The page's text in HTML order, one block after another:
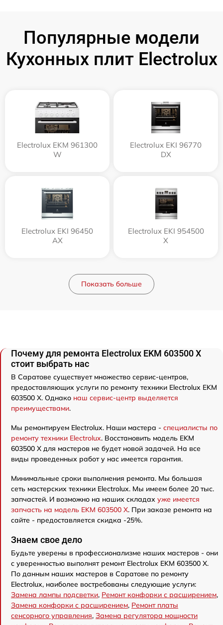
Популярные модели
Кухонных плит Electrolux
Electrolux EKM 961300
W
Electrolux EKI 96770
DX
Electrolux EKI 96450
AX
Electrolux EKI 954500
X
Показать больше
Почему для ремонта Electrolux EKM 603500 X
стоит выбрать нас
В Саратове существует множество сервис-центров,
предоставляющих услуги по ремонту техники Electrolux EKM
603500 X. Однако наш сервис-центр выделяется
преимуществами.
Мы ремонтируем Electrolux. Наши мастера - специалисты по
ремонту техники Electrolux. Восстановить модель EKM
603500 X для мастеров не будет новой задачей. На все
виды проведенных работ у нас имеется гарантия.
Минимальные сроки выполнения ремонта. Мы большая
сеть мастерских техники Electrolux. Мы имеем более 20 тыс.
запчастей. И возможно на наших складах уже имеется
запчасть на модель EKM 603500 X. При заказе ремонта на
сайте - предоставляется скидка -25%.
Знаем свое дело
Будьте уверены в профессионализме наших мастеров - они
с уверенностью выполнят ремонт Electrolux EKM 603500 X.
По данным наших мастеров в Саратове по ремонту
Electrolux, наиболее востребованы следующие услуги:
Замена лампы подсветки, Ремонт конфорки с расширением,
Замена конфорки с расширением, Ремонт платы
сенсорного управления, Замена регулятора мощности